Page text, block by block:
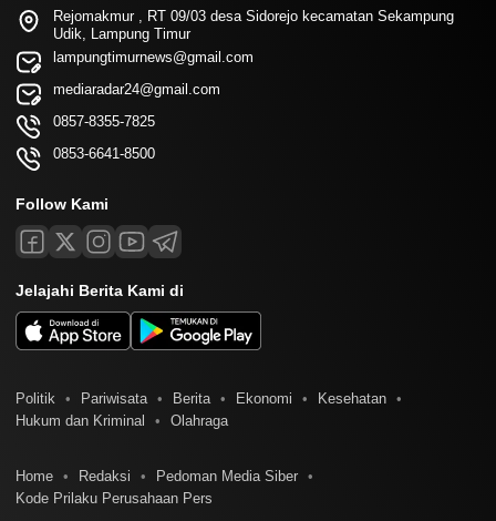
Rejomakmur , RT 09/03 desa Sidorejo kecamatan Sekampung
Udik, Lampung Timur
lampungtimurnews@gmail.com
mediaradar24@gmail.com
0857-8355-7825
0853-6641-8500
Follow Kami
Jelajahi Berita Kami di
Politik Pariwisata Berita Ekonomi
Kesehatan
Hukum dan Kriminal
Olahraga
Home Redaksi
Pedoman Media Siber
Kode Prilaku Perusahaan Pers